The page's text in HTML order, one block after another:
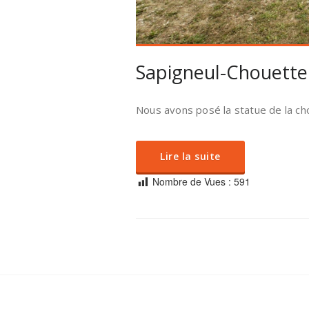
Sapigneul-Chouette
Nous avons posé la statue de la
Lire la suite
Nombre de Vues : 591